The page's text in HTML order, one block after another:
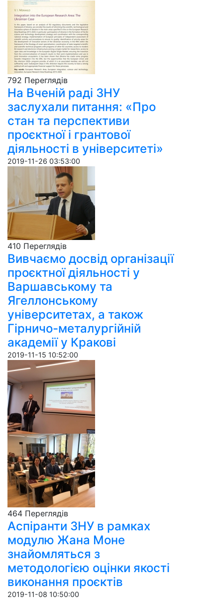
792 Пере­гля­дів
На Вченій раді ЗНУ
заслухали питання: «Про
стан та перспективи
проєктної і грантової
діяльності в університеті»
2019-11-26 03:53:00
410 Пере­гля­дів
Вивчаємо досвід організації
проєктної діяльності у
Варшавському та
Ягеллонському
університетах, а також
Гірничо-металургійній
академії у Кракові
2019-11-15 10:52:00
464 Пере­гля­дів
Аспіранти ЗНУ в рамках
модулю Жана Моне
знайомляться з
методологією оцінки якості
виконання проєктів
2019-11-08 10:50:00